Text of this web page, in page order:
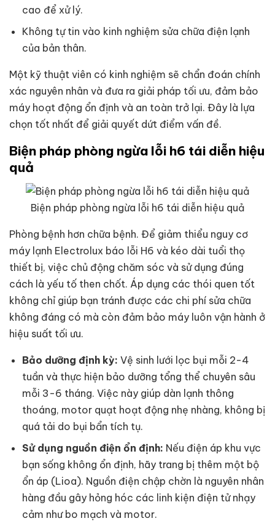
cao để xử lý.
Không tự tin vào kinh nghiệm sửa chữa điện lạnh
của bản thân.
Một kỹ thuật viên có kinh nghiệm sẽ chẩn đoán chính
xác nguyên nhân và đưa ra giải pháp tối ưu, đảm bảo
máy hoạt động ổn định và an toàn trở lại. Đây là lựa
chọn tốt nhất để giải quyết dứt điểm vấn đề.
Biện pháp phòng ngừa lỗi h6 tái diễn hiệu
quả
Biện pháp phòng ngừa lỗi h6 tái diễn hiệu quả
Phòng bệnh hơn chữa bệnh. Để giảm thiểu nguy cơ
máy lạnh Electrolux báo lỗi H6 và kéo dài tuổi thọ
thiết bị, việc chủ động chăm sóc và sử dụng đúng
cách là yếu tố then chốt. Áp dụng các thói quen tốt
không chỉ giúp bạn tránh được các chi phí sửa chữa
không đáng có mà còn đảm bảo máy luôn vận hành ở
hiệu suất tối ưu.
Bảo dưỡng định kỳ: Vệ sinh lưới lọc bụi mỗi 2-4
tuần và thực hiện bảo dưỡng tổng thể chuyên sâu
mỗi 3-6 tháng. Việc này giúp dàn lạnh thông
thoáng, motor quạt hoạt động nhẹ nhàng, không bị
quá tải do bụi bẩn tích tụ.
Sử dụng nguồn điện ổn định: Nếu điện áp khu vực
bạn sống không ổn định, hãy trang bị thêm một bộ
ổn áp (Lioa). Nguồn điện chập chờn là nguyên nhân
hàng đầu gây hỏng hóc các linh kiện điện tử nhạy
cảm như bo mạch và motor.